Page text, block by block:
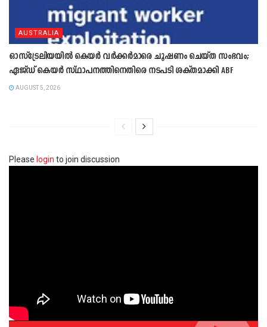
AUSTRALIA
ഓസ്‌ട്രേലിയയിൽ കെയർ വർക്കർമാരെ ചൂഷണം ചെയ്ത സംഭവം;
ഏജ്ഡ് കെയർ സ്ഥാപനത്തിനെതിരെ നടപടി ശക്തമാക്കി ABF
AUGUST 5, 2026
Please login to join discussion